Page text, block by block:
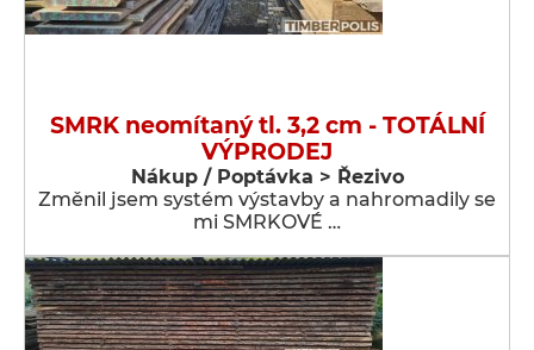
SMRK neomítaný tl. 3,2 cm - TOTÁLNÍ
VÝPRODEJ
Nákup / Poptávka > Řezivo
Změnil jsem systém výstavby a nahromadily se
mi SMRKOVÉ …